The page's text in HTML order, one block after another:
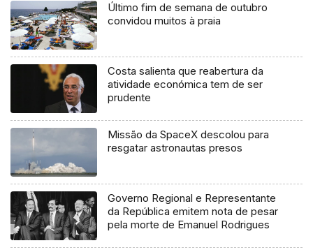
Último fim de semana de outubro
convidou muitos à praia
Costa salienta que reabertura da
atividade económica tem de ser
prudente
Missão da SpaceX descolou para
resgatar astronautas presos
Governo Regional e Representante
da República emitem nota de pesar
pela morte de Emanuel Rodrigues